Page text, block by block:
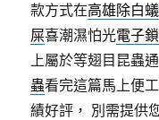
款方式在高雄除白蟻
屎喜潮濕怕光電子鎖
上屬於等翅目昆蟲
蟲看完這篇馬上便
績好評， 別需提供